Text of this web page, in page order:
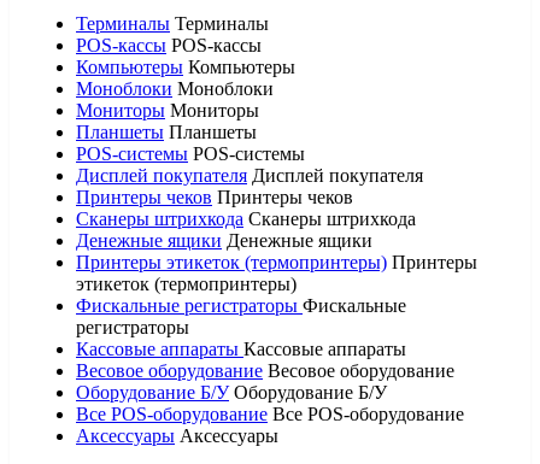
Терминалы Терминалы
POS-кассы POS-кассы
Компьютеры Компьютеры
Моноблоки Моноблоки
Мониторы Мониторы
Планшеты Планшеты
POS-системы POS-системы
Дисплей покупателя Дисплей покупателя
Принтеры чеков Принтеры чеков
Сканеры штрихкода Сканеры штрихкода
Денежные ящики Денежные ящики
Принтеры этикеток (термопринтеры) Принтеры
этикеток (термопринтеры)
Фискальные регистраторы Фискальные
регистраторы
Кассовые аппараты Кассовые аппараты
Весовое оборудование Весовое оборудование
Оборудование Б/У Оборудование Б/У
Все POS-оборудование Все POS-оборудование
Аксессуары Аксессуары